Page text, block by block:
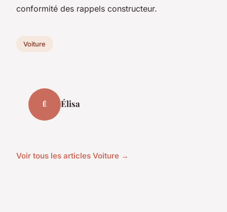
conformité des rappels constructeur.
Voiture
É Élisa
Voir tous les articles Voiture →